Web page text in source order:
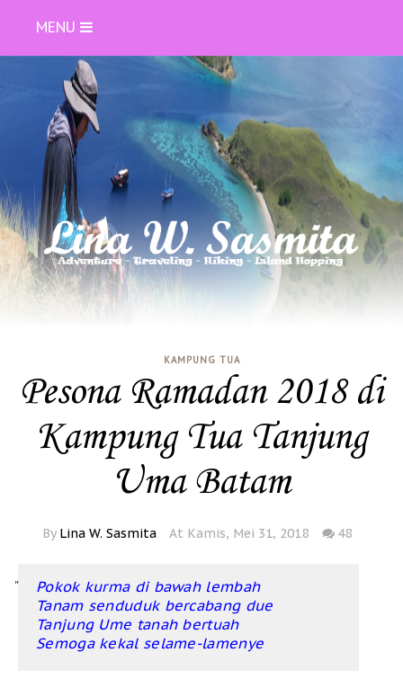
MENU
KAMPUNG TUA
Pesona Ramadan 2018 di
Kampung Tua Tanjung
Uma Batam
By Lina W. Sasmita At Kamis, Mei 31, 2018 48
Pokok kurma di bawah lembah
Tanam senduduk bercabang due
Tanjung Ume tanah bertuah
Semoga kekal selame-lamenye